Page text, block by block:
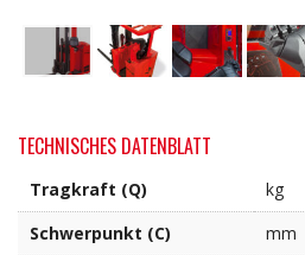
TECHNISCHES DATENBLATT
Tragkraft (Q) kg
Schwerpunkt (C)
mm